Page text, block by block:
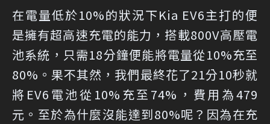
在電量低於10%的狀況下Kia EV6主打的便
是擁有超高速充電的能力，搭載800V高壓電
池系統，只需18分鐘便能將電量從10%充至
80%。果不其然，我們最終花了21分10秒就
將EV6電池從10%充至74%，費用為479
元。至於為什麼沒能達到80%呢？因為在充